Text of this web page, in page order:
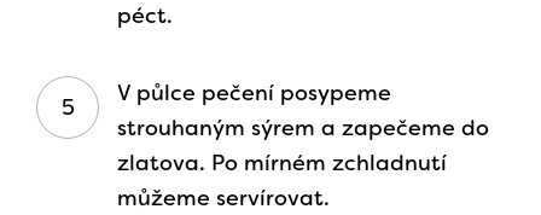
péct.
V půlce pečení posypeme
strouhaným sýrem a zapečeme do
zlatova. Po mírném zchladnutí
můžeme servírovat.